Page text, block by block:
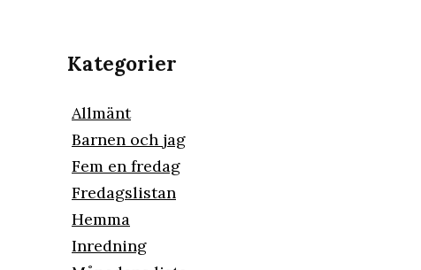
Kategorier
Allmänt
Barnen och jag
Fem en fredag
Fredagslistan
Hemma
Inredning